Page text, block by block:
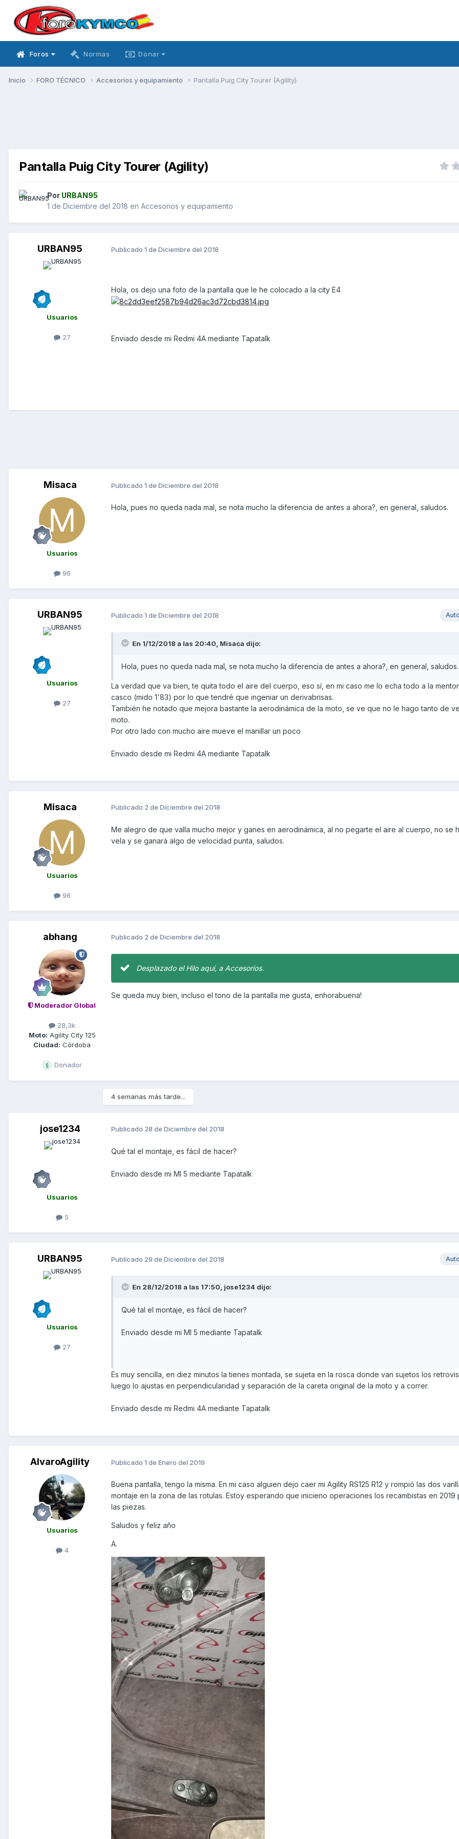
Foros Normas Donar
Inicio FORO TÉCNICO Accesorios y equipamiento Pantalla Puig City Tourer (Agility)
Pantalla Puig City Tourer (Agility)
Por URBAN95
1 de Diciembre del 2018 en Accesorios y equipamiento
URBAN95
Usuarios
27
Publicado 1 de Diciembre del 2018
Hola, os dejo una foto de la pantalla que le he colocado a la city E4
Enviado desde mi Redmi 4A mediante Tapatalk
Misaca
Usuarios
96
Publicado 1 de Diciembre del 2018
Hola, pues no queda nada mal, se nota mucho la diferencia de antes a ahora?, en general, saludos.
URBAN95
Usuarios
27
Publicado 1 de Diciembre del 2018
En 1/12/2018 a las 20:40, Misaca dijo:
Hola, pues no queda nada mal, se nota mucho la diferencia de antes a ahora?, en general, saludos.
La verdad que va bien, te quita todo el aire del cuerpo, eso sí, en mi caso me lo echa todo a la
casco (mido 1'83) por lo que tendré que ingeniar un derivabrisas.
También he notado que mejora bastante la aerodinámica de la moto, se ve que no le hago tanto de
moto.
Por otro lado con mucho aire mueve el manillar un poco
Enviado desde mi Redmi 4A mediante Tapatalk
Misaca
Usuarios
96
Publicado 2 de Diciembre del 2018
Me alegro de que valla mucho mejor y ganes en aerodinámica, al no pegarte el aire al cuerpo, no se
vela y se ganará algo de velocidad punta, saludos.
abhang
Moderador Global
28,3k
Moto: Agility City 125
Ciudad: Córdoba
Donador
Publicado 2 de Diciembre del 2018
Desplazado el Hilo aquí, a Accesorios.
Se queda muy bien, incluso el tono de la pantalla me gusta, enhorabuena!
4 semanas más tarde...
jose1234
Usuarios
5
Publicado 28 de Diciembre del 2018
Qué tal el montaje, es fácil de hacer?
Enviado desde mi MI 5 mediante Tapatalk
URBAN95
Usuarios
27
Publicado 29 de Diciembre del 2018
En 28/12/2018 a las 17:50, jose1234 dijo:
Qué tal el montaje, es fácil de hacer?
Enviado desde mi MI 5 mediante Tapatalk
Es muy sencilla, en diez minutos la tienes montada, se sujeta en la rosca donde van sujetos los
luego lo ajustas en perpendicularidad y separación de la careta original de la moto y a correr.
Enviado desde mi Redmi 4A mediante Tapatalk
AlvaroAgility
Usuarios
4
Publicado 1 de Enero del 2019
Buena pantalla, tengo la misma. En mi caso alguien dejo caer mi Agility RS125 R12 y rompió las dos
montaje en la zona de las rotulas. Estoy esperando que inicieno operaciones los recambistas en 2019
las piezas.
Saludos y feliz año
A.